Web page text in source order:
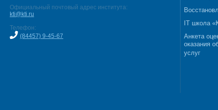
Официальный почтовый адрес института:
kti@kti.ru
Телефон:
(84457) 9-45-67
IT школа
Анкета
оказания
услуг